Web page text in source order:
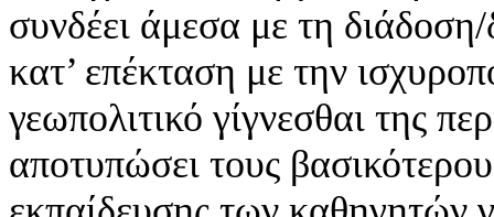
συνδέει άμεσα με τη
κατ’ επέκταση με την
γεωπολιτικό γίγνεσθαι της
αποτυπώσει τους